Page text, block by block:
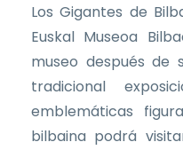
Los Gigantes de
Euskal Museoa
museo después de
tradicional
emblemáticas
bilbaina podrá